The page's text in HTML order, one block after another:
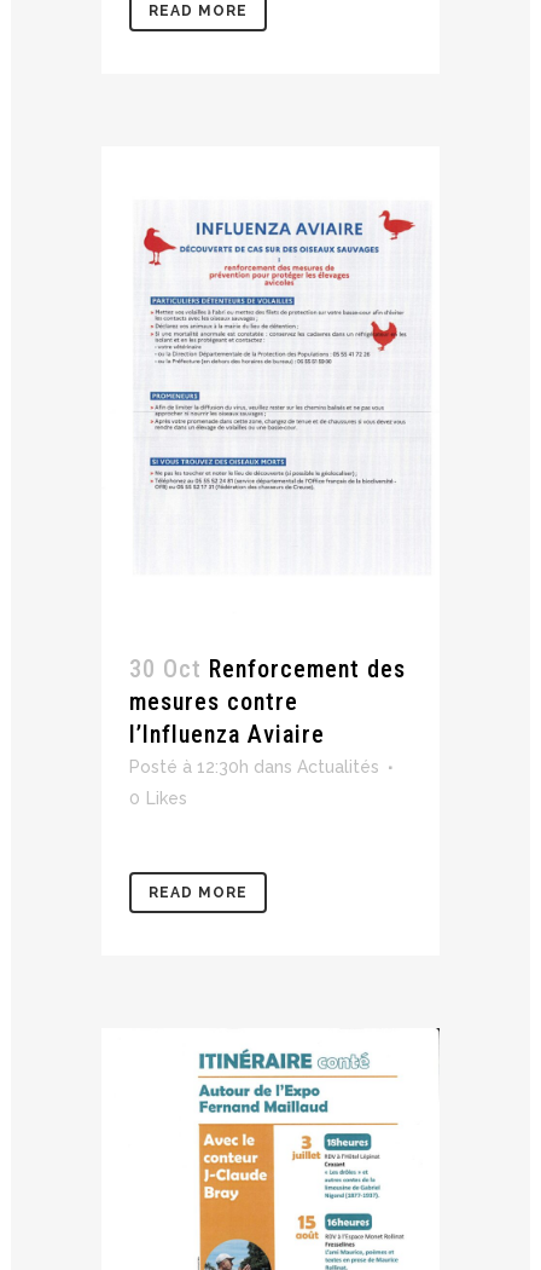
READ MORE
30 Oct Renforcement des
mesures contre
l’Influenza Aviaire
Posté à 12:30h dans Actualités
0
Likes
READ MORE